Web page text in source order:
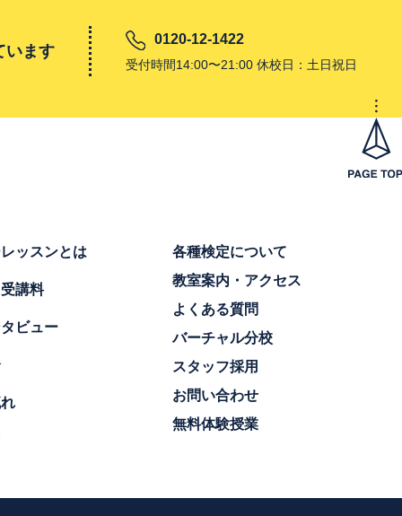
います
0120-12-1422
受付時間14:00〜21:00 休校日：土日祝日
ッスンとは
講料
ビュー
各種検定について
教室案内・アクセス
よくある質問
バーチャル分校
スタッフ採用
お問い合わせ
無料体験授業